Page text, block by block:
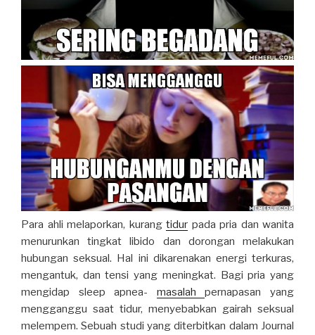
Para ahli melaporkan, kurang tidur pada pria dan wanita
menurunkan tingkat libido dan dorongan melakukan
hubungan seksual. Hal ini dikarenakan energi terkuras,
mengantuk, dan tensi yang meningkat. Bagi pria yang
mengidap sleep apnea- masalahpernapasan yang
mengganggu saat tidur, menyebabkan gairah seksual
melempem. Sebuah studi yang diterbitkan dalam Journal